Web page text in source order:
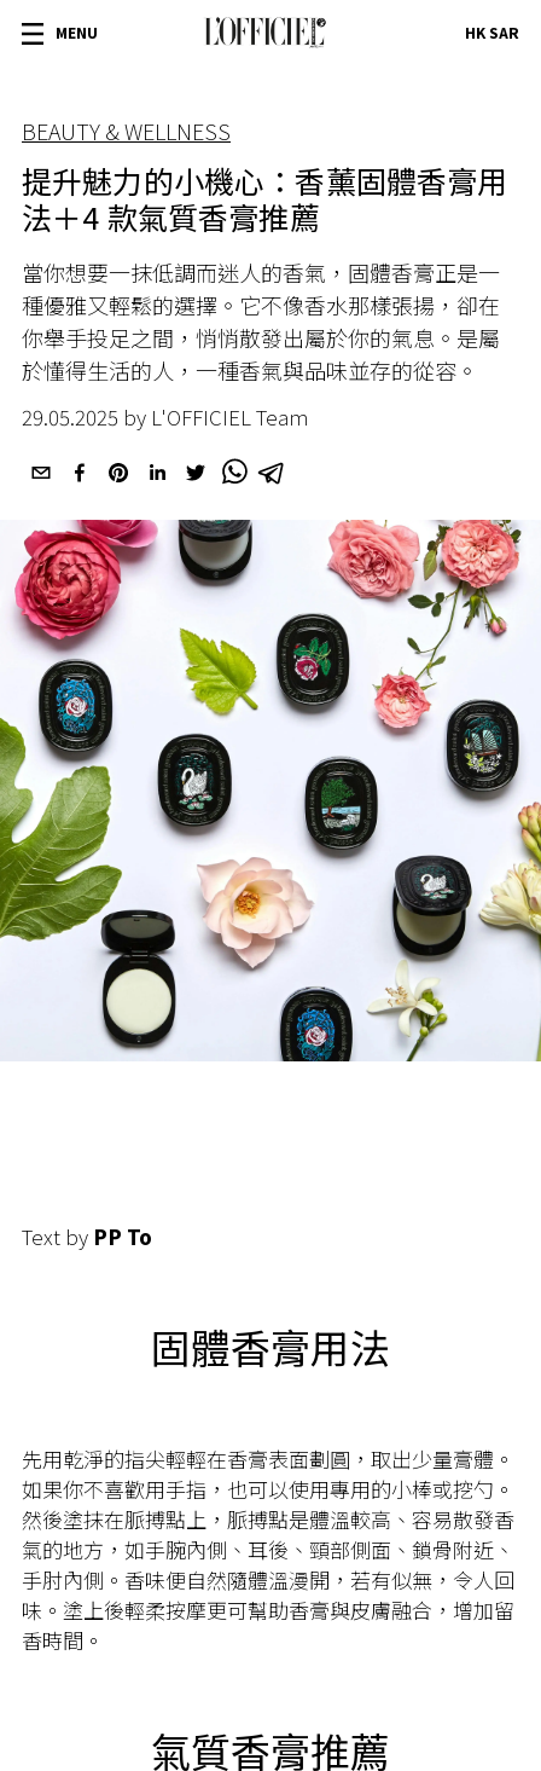
MENU HK SAR
BEAUTY & WELLNESS
提升魅力的小機心：香薰固體香膏用
法＋4 款氣質香膏推薦
當你想要一抹低調而迷人的香氣，固體香膏正是一
種優雅又輕鬆的選擇。它不像香水那樣張揚，卻在
你舉手投足之間，悄悄散發出屬於你的氣息。是屬
於懂得生活的人，一種香氣與品味並存的從容。
29.05.2025 by L'OFFICIEL Team
Text by PP To
固體香膏用法
先用乾淨的指尖輕輕在香膏表面劃圓，取出少量膏體。
如果你不喜歡用手指，也可以使用專用的小棒或挖勺。
然後塗抹在脈搏點上，脈搏點是體溫較高、容易散發香
氣的地方，如手腕內側、耳後、頸部側面、鎖骨附近、
手肘內側。香味便自然隨體溫漫開，若有似無，令人回
味。塗上後輕柔按摩更可幫助香膏與皮膚融合，增加留
香時間。
氣質香膏推薦